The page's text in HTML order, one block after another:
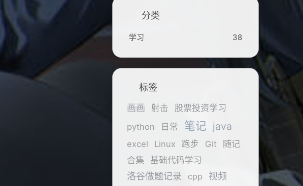
分类
学习 38
标签
画画
射击 股票投资学习
python 日常 笔记 java
excel Linux 跑步 Git
随记
合集
基础代码学习
洛谷做题记录 cpp
视频